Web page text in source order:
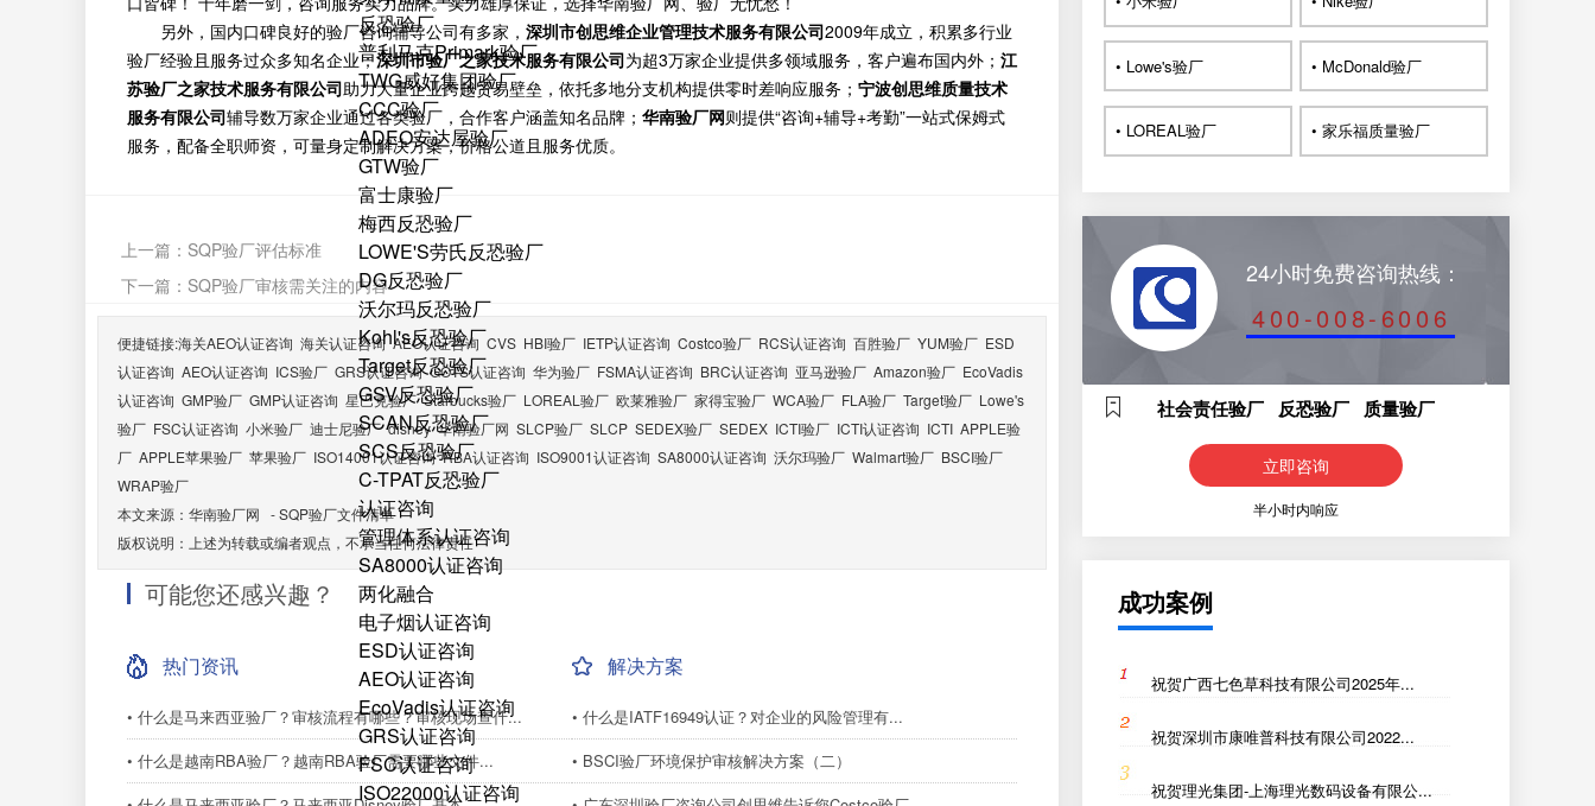
反恐验厂
普利马克Primark验厂
TWG威好集团验厂
CCC验厂
ADEO安达屋验厂
GTW验厂
富士康验厂
梅西反恐验厂
LOWE'S劳氏反恐验厂
DG反恐验厂
沃尔玛反恐验厂
Kohl's反恐验厂
Target反恐验厂
GSV反恐验厂
SCAN反恐验厂
SCS反恐验厂
C-TPAT反恐验厂
认证咨询
管理体系认证咨询
SA8000认证咨询
两化融合
电子烟认证咨询
ESD认证咨询
AEO认证咨询
EcoVadis认证咨询
GRS认证咨询
FSC认证咨询
ISO22000认证咨询
另外，国内口碑良好的验厂咨询辅导公司有多家， 深圳市创思维企业管理技术服务有限公司2009年成立，积累多行业
验厂经验且服务过众多知名企业；深圳市验厂之家技术服务有限公司为超3万家企业提供多领域服务，客户遍布国内外； 江
苏验厂之家技术服务有限公司助力大量企业跨越贸易壁垒，依托多地分支机构提供零时差响应服务； 宁波创思维质量技术
服务有限公司辅导数万家企业通过各类验厂，合作客户涵盖知名品牌； 华南验厂网则提供“咨询+辅导+考勤”一站式保姆式
服务，配备全职师资，可量身定制解决方案，价格公道且服务优质。
上一篇： SQP验厂评估标准
下一篇： SQP验厂审核需关注的内容
便捷链接:海关AEO认证咨询 海关认证咨询 AEO认证咨询 CVS HBI验厂 IETP认证咨询 Costco验厂 RCS认证咨询 百胜验厂 YUM验厂 ESD
认证咨询 AEO认证咨询 ICS验厂 GRS认证咨询 GOTS认证咨询 华为验厂 FSMA认证咨询 BRC认证咨询 亚马逊验厂 Amazon验厂 EcoVadis
认证咨询 GMP验厂 GMP认证咨询 星巴克验厂 Starbucks验厂 LOREAL验厂 欧莱雅验厂 家得宝验厂 WCA验厂 FLA验厂 Target验厂 Lowe's
验厂 FSC认证咨询 小米验厂 迪士尼验厂 disney 华南验厂网 SLCP验厂 SLCP SEDEX验厂 SEDEX ICTI验厂 ICTI认证咨询 ICTI APPLE验
厂 APPLE苹果验厂 苹果验厂 ISO14001认证咨询 RBA认证咨询 ISO9001认证咨询 SA8000认证咨询 沃尔玛验厂 Walmart验厂 BSCI验厂
WRAP验厂
本文来源： 华南验厂网 -SQP验厂文件清单
版权说明：上述为转载或编者观点，不承当任何法律责任
可能您还感兴趣？
热门资讯
• 什么是马来西亚验厂？审核流程有哪些？审核现场查什...
• 什么是越南RBA验厂？越南RBA验厂需要哪些文件...
解决方案
• 什么是IATF16949认证？对企业的风险管理有...
• BSCI验厂环境保护审核解决方案（二）
• Lowe's验厂 • McDonald验厂
• LOREAL验厂 • 家乐福质量验厂
24小时免费咨询热线：
400-008-6006
社会责任验厂 反恐验厂 质量验厂
立即咨询
半小时内响应
成功案例
祝贺广西七色草科技有限公司2025年...
祝贺深圳市康唯普科技有限公司2022...
祝贺理光集团-上海理光数码设备有限公...